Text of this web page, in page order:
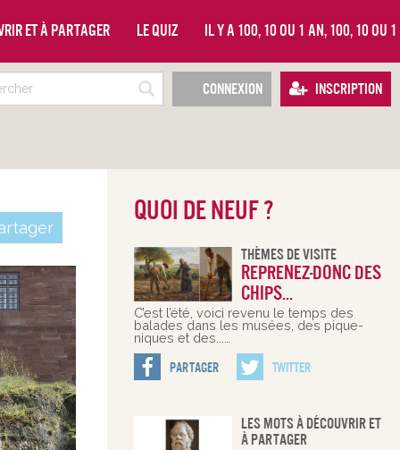
et à partager Le quiz Il y a 100, 10 ou 1 an, 100, 10 ou
Connexion Inscription
Quoi de neuf ?
Thèmes De Visite
Reprenez-donc des
chips...
C’est l’été, voici revenu le temps des
balades dans les musées, des pique-
niques et des...…
Partager Twitter
Les Mots À Découvrir Et
À Partager